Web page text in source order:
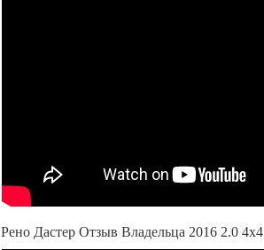
Рено Дастер Отзыв Владельца 2016 2.0 4x4